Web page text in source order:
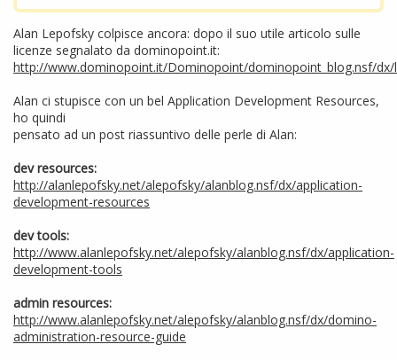
Alan Lepofsky colpisce ancora: dopo il suo utile articolo sulle
licenze segnalato da dominopoint.it:
http://www.dominopoint.it/Dominopoint/dominopoint_blog.nsf/dx/
Alan ci stupisce con un bel Application Development Resources,
ho quindi
pensato ad un post riassuntivo delle perle di Alan:
dev resources:
http://alanlepofsky.net/alepofsky/alanblog.nsf/dx/application-
development-resources
dev tools:
http://www.alanlepofsky.net/alepofsky/alanblog.nsf/dx/application-
development-tools
admin resources:
http://www.alanlepofsky.net/alepofsky/alanblog.nsf/dx/domino-
administration-resource-guide